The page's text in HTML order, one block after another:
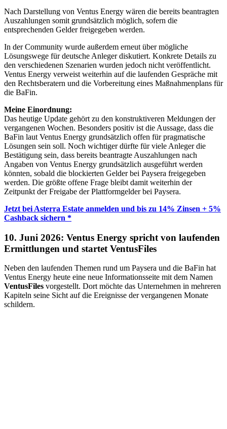
Nach Darstellung von Ventus Energy wären die bereits beantragten
Auszahlungen somit grundsätzlich möglich, sofern die
entsprechenden Gelder freigegeben werden.
In der Community wurde außerdem erneut über mögliche
Lösungswege für deutsche Anleger diskutiert. Konkrete Details zu
den verschiedenen Szenarien wurden jedoch nicht veröffentlicht.
Ventus Energy verweist weiterhin auf die laufenden Gespräche mit
den Rechtsberatern und die Vorbereitung eines Maßnahmenplans für
die BaFin.
Meine Einordnung:
Das heutige Update gehört zu den konstruktiveren Meldungen der
vergangenen Wochen. Besonders positiv ist die Aussage, dass die
BaFin laut Ventus Energy grundsätzlich offen für pragmatische
Lösungen sein soll. Noch wichtiger dürfte für viele Anleger die
Bestätigung sein, dass bereits beantragte Auszahlungen nach
Angaben von Ventus Energy grundsätzlich ausgeführt werden
könnten, sobald die blockierten Gelder bei Paysera freigegeben
werden. Die größte offene Frage bleibt damit weiterhin der
Zeitpunkt der Freigabe der Plattformgelder bei Paysera.
Jetzt bei Asterra Estate anmelden und bis zu 14% Zinsen + 5%
Cashback sichern *
10. Juni 2026: Ventus Energy spricht von laufenden
Ermittlungen und startet VentusFiles
Neben den laufenden Themen rund um Paysera und die BaFin hat
Ventus Energy heute eine neue Informationsseite mit dem Namen
VentusFiles vorgestellt. Dort möchte das Unternehmen in mehreren
Kapiteln seine Sicht auf die Ereignisse der vergangenen Monate
schildern.